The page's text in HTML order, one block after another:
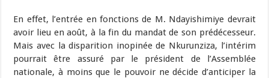
En effet, l’entrée en fonctions de M. Ndayishimiye devrait
avoir lieu en août, à la fin du mandat de son prédécesseur.
Mais avec la disparition inopinée de Nkurunziza, l’intérim
pourrait être assuré par le président de l’Assemblée
nationale, à moins que le pouvoir ne décide d’anticiper la